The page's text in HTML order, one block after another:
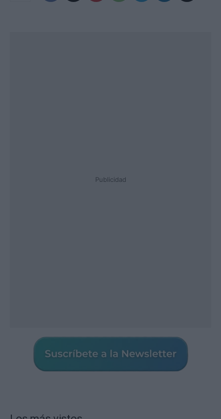
Publicidad